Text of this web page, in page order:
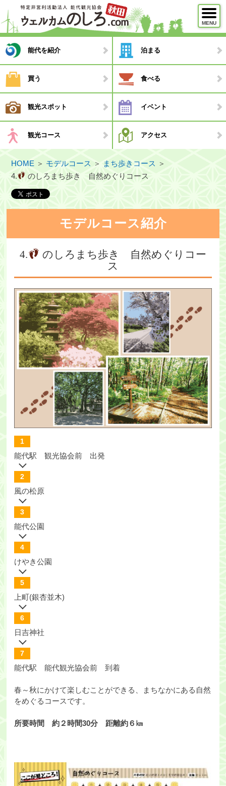
MENU
メニュー
泊まる
買う
食べる
観光スポット
イベント
観光コース
・観光ガイド
能代観光協会について
会員募集
会員一覧
旅行のお申し込み
お問い合わせ
能代を紹介 泊まる
買う 食べる
観光スポット イベント
観光コース アクセス
HOME ＞ モデルコース ＞ まち歩きコース ＞
4.
のしろまち歩き 自然めぐりコース
モデルコース紹介
4.
のしろまち歩き 自然めぐりコー
ス
1
能代駅 観光協会前 出発
2
風の松原
3
能代公園
4
けやき公園
5
上町(銀杏並木)
6
日吉神社
7
能代駅 能代観光協会前 到着
春～秋にかけて楽しむことができる、まちなかにある自然
をめぐるコースです。
所要時間 約２時間30分 距離約６㎞